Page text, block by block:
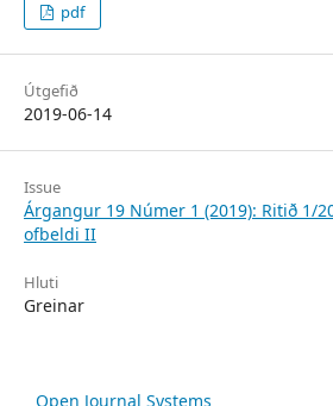
pdf
Útgefið
2019-06-14
Issue
Árgangur 19 Númer 1 (2019): Ritið 1/
ofbeldi II
Hluti
Greinar
Open Journal Systems